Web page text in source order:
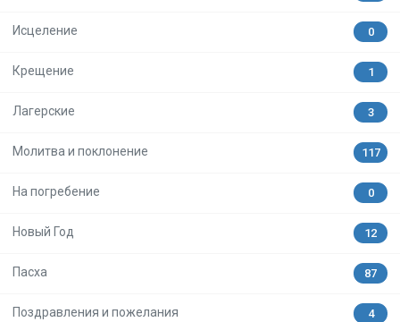
Исцеление 0
Крещение 1
Лагерские 3
Молитва и поклонение 117
На погребение 0
Новый Год 12
Пасха 87
Поздравления и пожелания 4